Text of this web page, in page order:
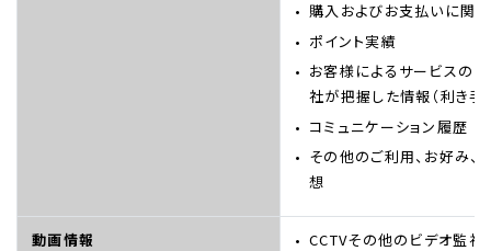
購入およびお支払いに関
ポイント実績
お客様によるサービスの
社が把握した情報（利き手
コミュニケーション履歴
その他のご利用、お好み、
想
動画情報
CCTVその他のビデオ監